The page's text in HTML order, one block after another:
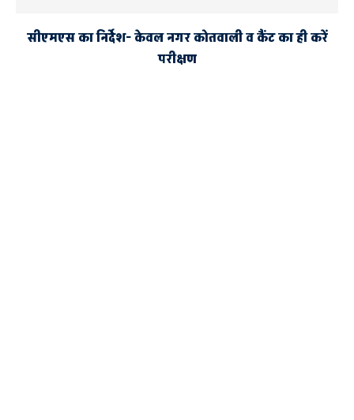
सीएमएस का निर्देश- केवल नगर कोतवाली व कैंट का ही करें
परीक्षण